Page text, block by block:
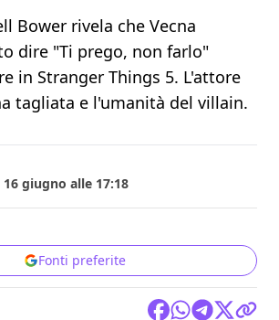
Bower rivela che Vecna
dire "Ti prego, non farlo"
in Stranger Things 5. L'attore
tagliata e l'umanità del villain.
16 giugno alle 17:18
Fonti preferite